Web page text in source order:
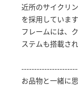
近所のサイクリ
を採用しています
フレームには、
ステムも搭載され
お品物と一緒に